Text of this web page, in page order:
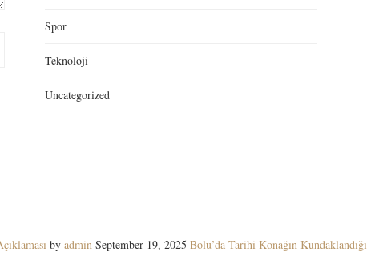
Spor
Teknoloji
Uncategorized
by admin September 19, 2025 Bolu’da Tarihi Konağın Kundaklandığı